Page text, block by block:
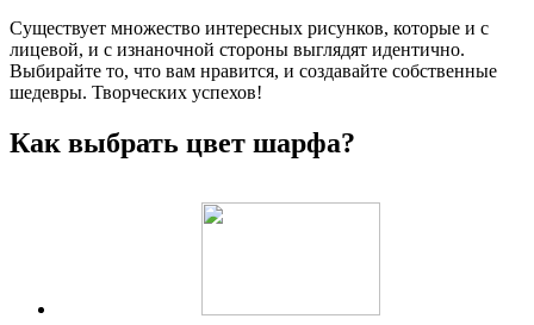
Существует множество интересных рисунков, которые и с
лицевой, и с изнаночной стороны выглядят идентично.
Выбирайте то, что вам нравится, и создавайте собственные
шедевры. Творческих успехов!
Как выбрать цвет шарфа?